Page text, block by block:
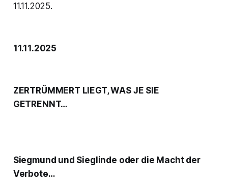
11.11.2025.
11.11.2025
ZERTRÜMMERT LIEGT, WAS JE SIE
GETRENNT…
Siegmund und Sieglinde oder die Macht der
Verbote…